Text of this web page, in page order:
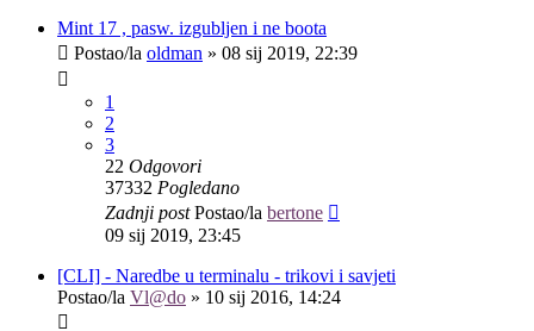
Mint 17 , pasw. izgubljen i ne boota
Postao/la oldman » 08 sij 2019, 22:39
1
2
3
22 Odgovori
37332 Pogledano
Zadnji postPostao/la bertone
09 sij 2019, 23:45
[CLI] - Naredbe u terminalu - trikovi i savjeti
Postao/la Vl@do » 10 sij 2016, 14:24